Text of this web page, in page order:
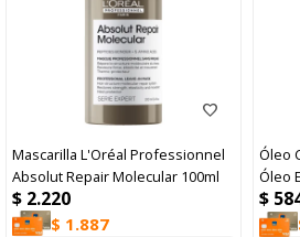
Mascarilla L'Oréal Professionnel
Absolut Repair Molecular 100ml
$ 2.220
$ 1.887
Óleo
Óleo
$